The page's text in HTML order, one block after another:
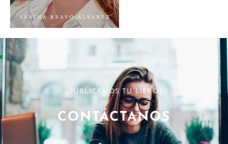
¿PUBLICAMOS TU LIBRO?
CONTÁCTANOS